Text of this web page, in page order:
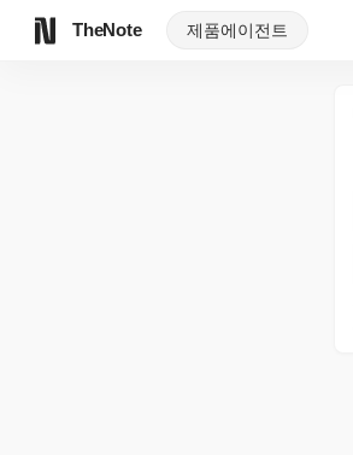
TheNote 제품에이전트